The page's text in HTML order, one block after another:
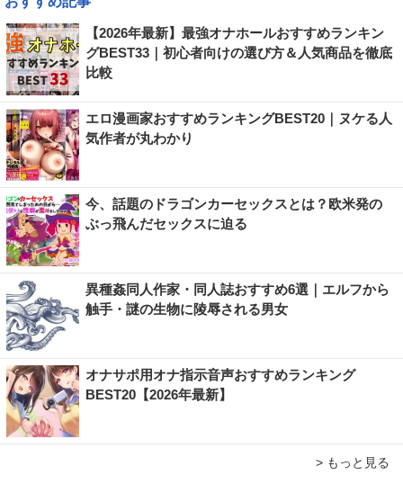
【2026年最新】最強オナホールおすすめランキン
グBEST33｜初心者向けの選び方＆人気商品を徹底
比較
エロ漫画家おすすめランキングBEST20｜ヌケる人
気作者が丸わかり
今、話題のドラゴンカーセックスとは？欧米発の
ぶっ飛んだセックスに迫る
異種姦同人作家・同人誌おすすめ6選｜エルフから
触手・謎の生物に陵辱される男女
オナサポ用オナ指示音声おすすめランキング
BEST20【2026年最新】
> もっと見る